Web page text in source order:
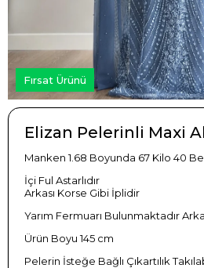
Fırsat Ürünü
Elizan Pelerinli Maxi
Manken 1.68 Boyunda 67 Kilo 40
İçi Ful Astarlıdır
Arkası Korse Gibi İplidir
Yarım Fermuarı Bulunmaktadır
Ürün Boyu 145 cm
Pelerin İsteğe Bağlı Çıkartılık